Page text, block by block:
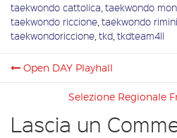
taekwondo cattolica taekwondo
taekwondo riccione taekwondo rimini
taekwondoriccione tkd tkdteam4ll
Open DAY Playhall
Selezione Regionale
Lascia un